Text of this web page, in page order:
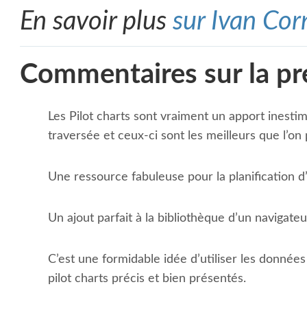
En savoir plus sur Ivan
Commentaires sur la
Les Pilot charts sont vraiment un apport
traversée et ceux-ci sont les meilleurs que l’on
Une ressource fabuleuse pour la planification
Un ajout parfait à la bibliothèque d’un
C’est une formidable idée d’utiliser les
pilot charts précis et bien présentés.